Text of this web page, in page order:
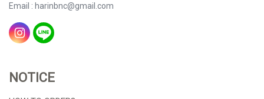
Email : harinbnc@gmail.com
NOTICE